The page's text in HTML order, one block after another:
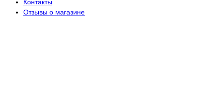
Контакты
Отзывы о магазине